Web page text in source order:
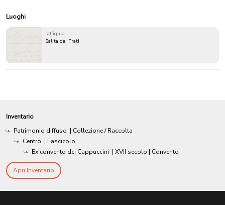
Luoghi
raffigura
Salita dei Frati
Inventario
Patrimonio diffuso | Collezione / Raccolta
Centro | Fascicolo
Ex convento dei Cappuccini | XVII secolo | Convento
Apri Inventario